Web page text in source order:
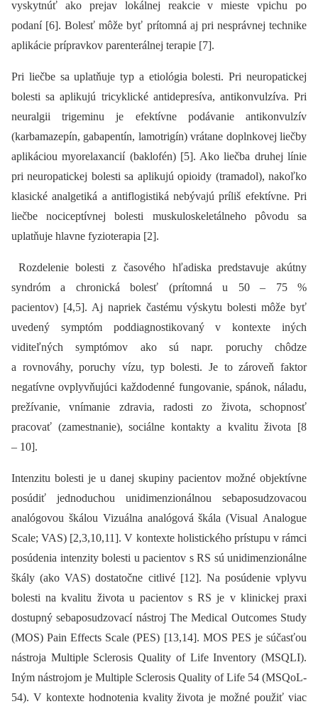
vyskytnúť ako prejav lokálnej reakcie v mieste vpichu po
podaní [6]. Bolesť môže byť prítomná aj pri nesprávnej technike
aplikácie prípravkov parenterálnej terapie [7].
Pri liečbe sa uplatňuje typ a etiológia bolesti. Pri neuropatickej
bolesti sa aplikujú tricyklické antidepresíva, antikonvulzíva. Pri
neuralgii trigeminu je efektívne podávanie antikonvulzív
(karbamazepín, gabapentín, lamotrigín) vrátane doplnkovej liečby
aplikáciou myorelaxancií (baklofén) [5]. Ako liečba druhej línie
pri neuropatickej bolesti sa aplikujú opioidy (tramadol), nakoľko
klasické analgetiká a antiflogistiká nebývajú príliš efektívne. Pri
liečbe nociceptívnej bolesti muskuloskeletálneho pôvodu sa
uplatňuje hlavne fyzioterapia [2].
Rozdelenie bolesti z časového hľadiska predstavuje akútny
syndróm a chronická bolesť (prítomná u 50 –⁠ 75 %
pacientov) [4,5]. Aj napriek častému výskytu bolesti môže byť
uvedený symptóm poddia­gnostikovaný v kontexte iných
viditeľných symptómov ako sú napr. poruchy chôdze
a rovnováhy, poruchy vízu, typ bolesti. Je to zároveň faktor
negatívne ovplyvňujúci každodenné fungovanie, spánok, náladu,
prežívanie, vnímanie zdravia, radosti zo života, schopnosť
pracovať (zamestnanie), sociálne kontakty a kvalitu života [8
–⁠ 10].
Intenzitu bolesti je u danej skupiny pacientov možné objektívne
posúdiť jednoduchou unidimenzionálnou sebaposudzovacou
analógovou škálou Vizuálna analógová škála (Visual Analogue
Scale; VAS) [2,3,10,11]. V kontexte holistického prístupu v rámci
posúdenia intenzity bolesti u pacientov s RS sú unidimenzionálne
škály (ako VAS) dostatočne citlivé [12]. Na posúdenie vplyvu
bolesti na kvalitu života u pacientov s RS je v klinickej praxi
dostupný sebaposudzovací nástroj The Medical Outcomes Study
(MOS) Pain Effects Scale (PES) [13,14]. MOS PES je súčasťou
nástroja Multiple Sclerosis Quality of Life Inventory (MSQLI).
Iným nástrojom je Multiple Sclerosis Quality of Life 54 (MSQoL-
54). V kontexte hodnotenia kvality života je možné použiť viac